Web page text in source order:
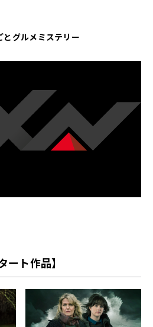
とグルメミステリー
ート作品】